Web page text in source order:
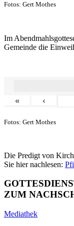
Fotos: Gert Mothes
Im
Gemeinde die
« ‹
Fotos: Gert Mothes
Die Predigt von
Sie hier nachlesen:
ZUM
Mediathek